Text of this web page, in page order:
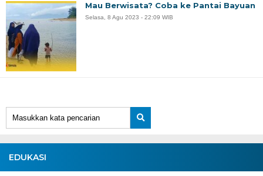
EDUKASI
Mau Berwisata? Coba ke Pantai Bayuan
Selasa, 8 Agu 2023 - 22:09 WIB